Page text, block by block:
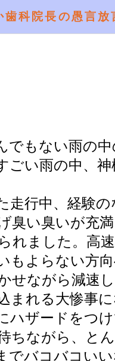
科院長の愚言
でもない雨の
ごい雨の中、
走行中、経験
臭い臭いが充
れました。高
もよらない方
せながら減速
まれる大惨事
ハザードをつ
ちながら、と
でバコバコい